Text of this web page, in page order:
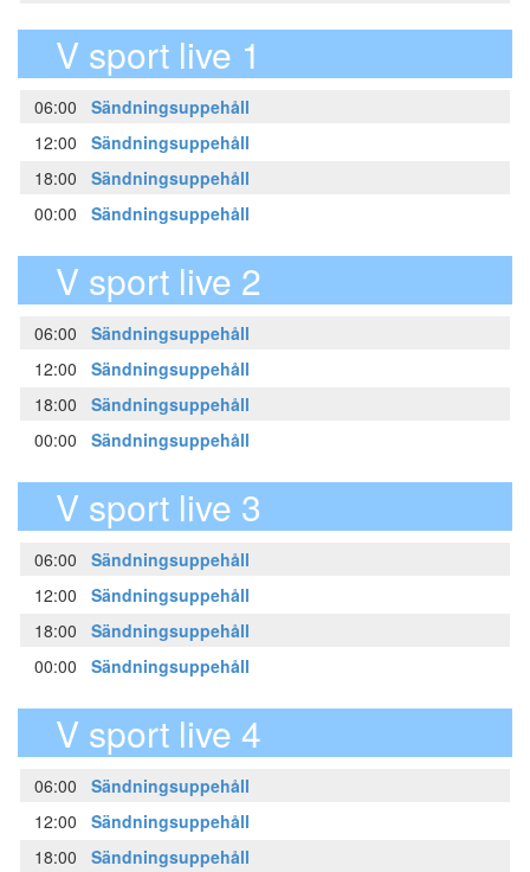
V sport live 1
06:00
Sändningsuppehåll
12:00
Sändningsuppehåll
18:00
Sändningsuppehåll
00:00
Sändningsuppehåll
V sport live 2
06:00
Sändningsuppehåll
12:00
Sändningsuppehåll
18:00
Sändningsuppehåll
00:00
Sändningsuppehåll
V sport live 3
06:00
Sändningsuppehåll
12:00
Sändningsuppehåll
18:00
Sändningsuppehåll
00:00
Sändningsuppehåll
V sport live 4
06:00
Sändningsuppehåll
12:00
Sändningsuppehåll
18:00
Sändningsuppehåll